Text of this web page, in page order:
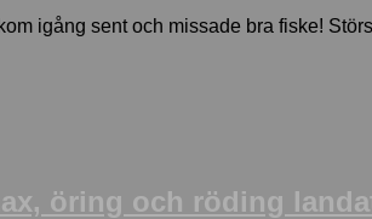
igång sent och missade bra fiske!
öring och röding